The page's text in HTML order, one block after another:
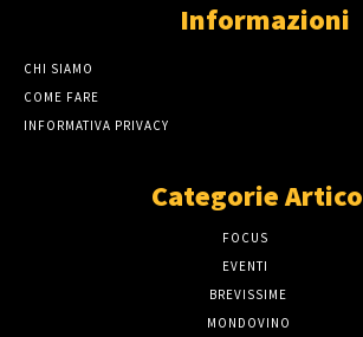
Informazioni
CHI SIAMO
COME FARE
INFORMATIVA PRIVACY
Categorie
FOCUS
EVENTI
BREVISSIME
MONDOVINO